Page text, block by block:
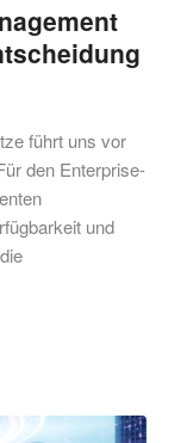
führt uns vor
den Enterprise-
und